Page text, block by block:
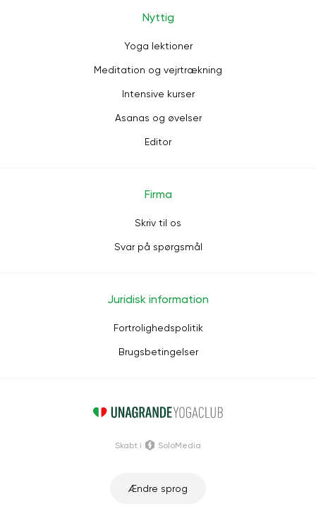
Nyttig
Yoga lektioner
Meditation og vejrtrækning
Intensive kurser
Asanas og øvelser
Editor
Firma
Skriv til os
Svar på spørgsmål
Juridisk information
Fortrolighedspolitik
Brugsbetingelser
Ændre sprog
Skabt i SoloMedia